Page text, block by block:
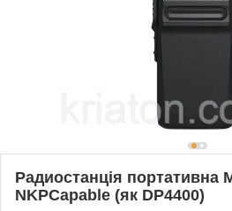
Радиостанція портативна
NKPCapable (як DP4400)